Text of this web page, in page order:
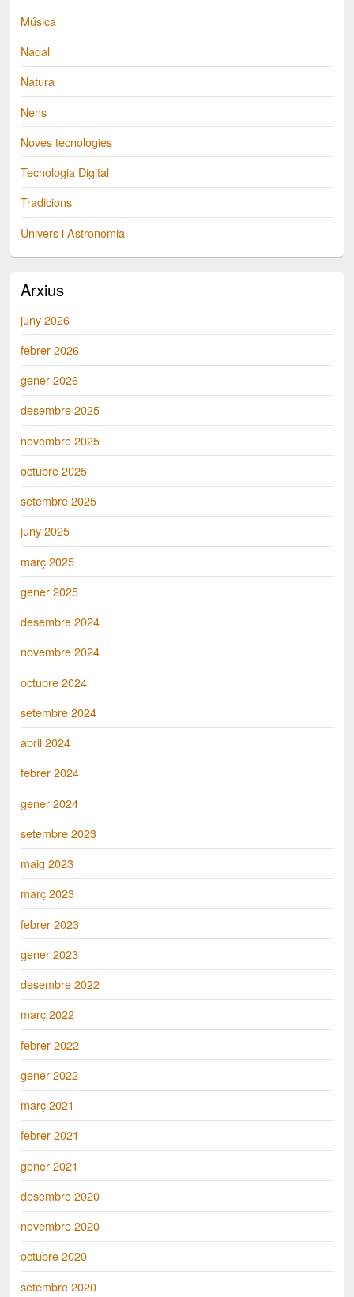
Música
Nadal
Natura
Nens
Noves tecnologies
Tecnologia Digital
Tradicions
Univers i Astronomia
Arxius
juny 2026
febrer 2026
gener 2026
desembre 2025
novembre 2025
octubre 2025
setembre 2025
juny 2025
març 2025
gener 2025
desembre 2024
novembre 2024
octubre 2024
setembre 2024
abril 2024
febrer 2024
gener 2024
setembre 2023
maig 2023
març 2023
febrer 2023
gener 2023
desembre 2022
març 2022
febrer 2022
gener 2022
març 2021
febrer 2021
gener 2021
desembre 2020
novembre 2020
octubre 2020
setembre 2020